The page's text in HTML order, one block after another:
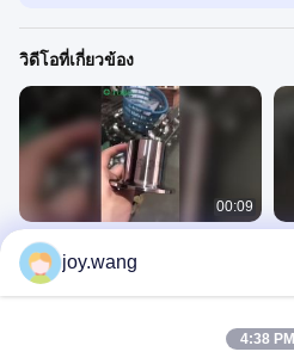
วิดีโอที่เกี่ยวข้อง
00:09
SDSS32750 ฟิตติ้ง Super Duplex BW
| 2507 ต้นขั้วปลาย
อุปกรณ์เชื่อมก้น
joy.wang
4:38 PM